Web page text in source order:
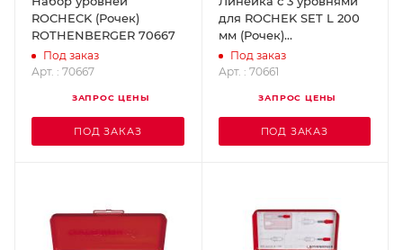
ROCHECK (Рочек)
ROTHENBERGER 70667
Под заказ
Арт. : 70667
ЗАПРОС ЦЕНЫ
ПОД ЗАКАЗ
для ROCHEK SET L 200
мм (Рочек)
ROTHENBERGER 70661
Под заказ
Арт. : 70661
ЗАПРОС ЦЕНЫ
ПОД ЗАКАЗ